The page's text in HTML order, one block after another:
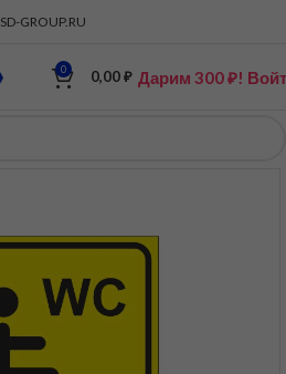
GROUP.RU
0 0,00₽ Дарим 300 ₽!